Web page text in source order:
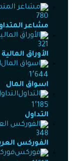
780
مشاعر
321
الأوراق المالية
1٬644
اسواق المال
1٬185
التداول
348
الفوركس